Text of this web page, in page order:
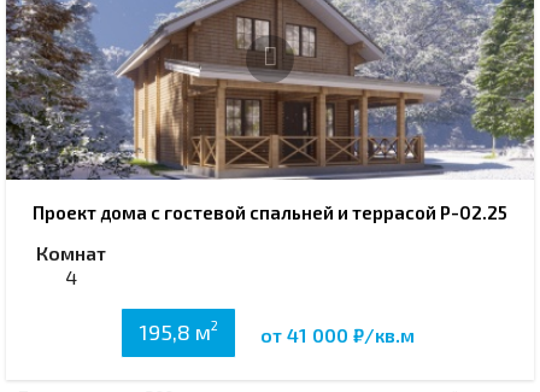
Проект дома с гостевой спальней и террасой Р-02.25
Комнат
4
195,8 м2 от 41 000 ₽/кв.м